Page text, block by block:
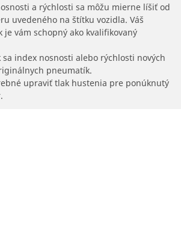
a rýchlosti sa môžu mierne líšiť od
uvedeného na štítku vozidla. Váš
vám schopný ako kvalifikovaný
index nosnosti alebo rýchlosti nových
pneumatík.
upraviť tlak hustenia pre ponúknutý